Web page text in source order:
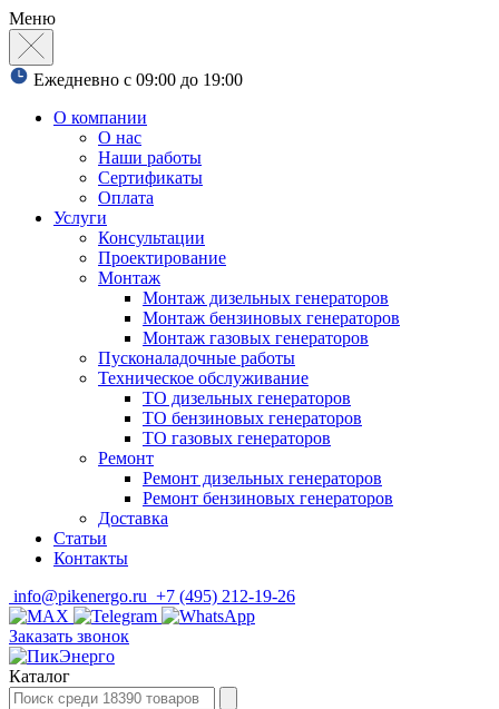
Меню
Ежедневно с 09:00 до 19:00
О компании
О нас
Наши работы
Сертификаты
Оплата
Услуги
Консультации
Проектирование
Монтаж
Монтаж дизельных генераторов
Монтаж бензиновых генераторов
Монтаж газовых генераторов
Пусконаладочные работы
Техническое обслуживание
ТО дизельных генераторов
ТО бензиновых генераторов
ТО газовых генераторов
Ремонт
Ремонт дизельных генераторов
Ремонт бензиновых генераторов
Доставка
Статьи
Контакты
info@pikenergo.ru +7 (495) 212-19-26
Заказать звонок
Каталог